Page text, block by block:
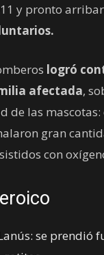
y pronto
logró
afectada,
de las
gran
con